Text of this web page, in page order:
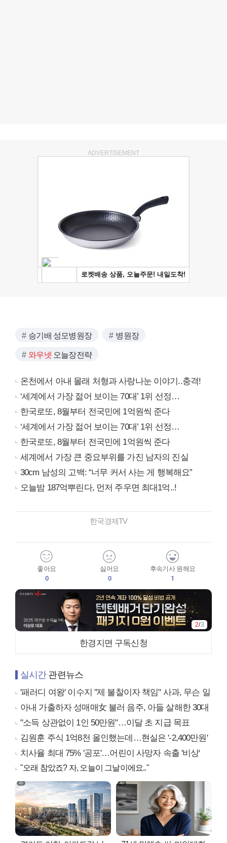
ADVERTISEMENT
승기배 성모병원장 병원장
와우넷 오늘장전략
온천에서 아내 몰래 처형과 사랑나눈 이야기..충격!
‘세계에서 가장 젊어 보이는 70대’ 1위 선정…
한국로또, 8월부터 전국민에 1억원씩 준다
‘세계에서 가장 젊어 보이는 70대’ 1위 선정…
한국로또, 8월부터 전국민에 1억원씩 준다
세계에서 가장 큰 중요부위를 가진 남자의 진실
30cm 남성의 고백: “너무 커서 사는 게 행복해요”
오늘밤 187억뿌린다, 먼저 주우면 최대1억..!
한국경제TV
좋아요
0
싫어요
0
후속기사 원해요
1
2/3
한경지면 구독신청
실시간관련뉴스
'패러디 여왕' 이수지 "제 불찰이자 책임" 사과, 무슨 일
아내 가출하자 성매매女 불러 음주, 아들 살해한 30대
"소득 상관없이 1인 50만원"…이달 초 지급 목표
김원훈 주식 1억8천 올인했는데…현실은 '-2,400만원'
치사율 최대 75% '공포'…어린이 사망자 속출 '비상'
"오래 참았죠? 자, 오늘이 그날이에요.."